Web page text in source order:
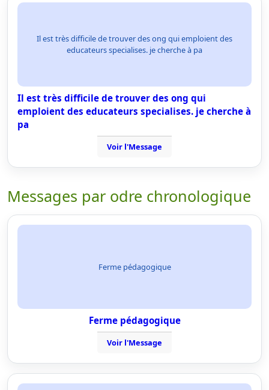
Il est très difficile de trouver des ong qui emploient des
educateurs specialises. je cherche à pa
Il est très difficile de trouver des ong qui
emploient des educateurs specialises. je cherche à
pa
Voir l'Message
Messages par odre chronologique
Ferme pédagogique
Ferme pédagogique
Voir l'Message